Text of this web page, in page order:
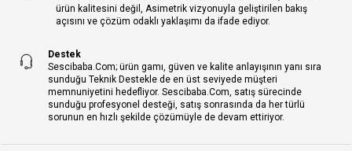
ürün kalitesini değil, Asimetrik vizyonuyla geliştirilen bakış
açısını ve çözüm odaklı yaklaşımı da ifade ediyor.
Destek
Sescibaba.Com; ürün gamı, güven ve kalite anlayışının yanı sıra
sunduğu Teknik Destekle de en üst seviyede müşteri
memnuniyetini hedefliyor. Sescibaba.Com, satış sürecinde
sunduğu profesyonel desteği, satış sonrasında da her türlü
sorunun en hızlı şekilde çözümüyle de devam ettiriyor.